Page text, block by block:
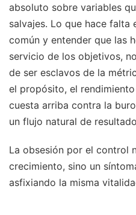
absoluto sobre variables
salvajes. Lo que hace falta
común y entender que las
servicio de los objetivos,
de ser esclavos de la
el propósito, el
cuesta arriba contra la
un flujo natural de
La obsesión por el control
crecimiento, sino un
asfixiando la misma